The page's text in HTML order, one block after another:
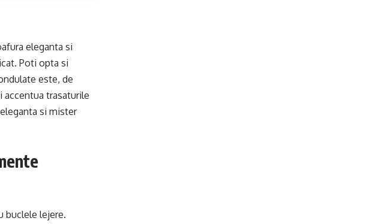
eleganta si
Poti opta si
este, de
accentua trasaturile
si mister
buclele lejere.